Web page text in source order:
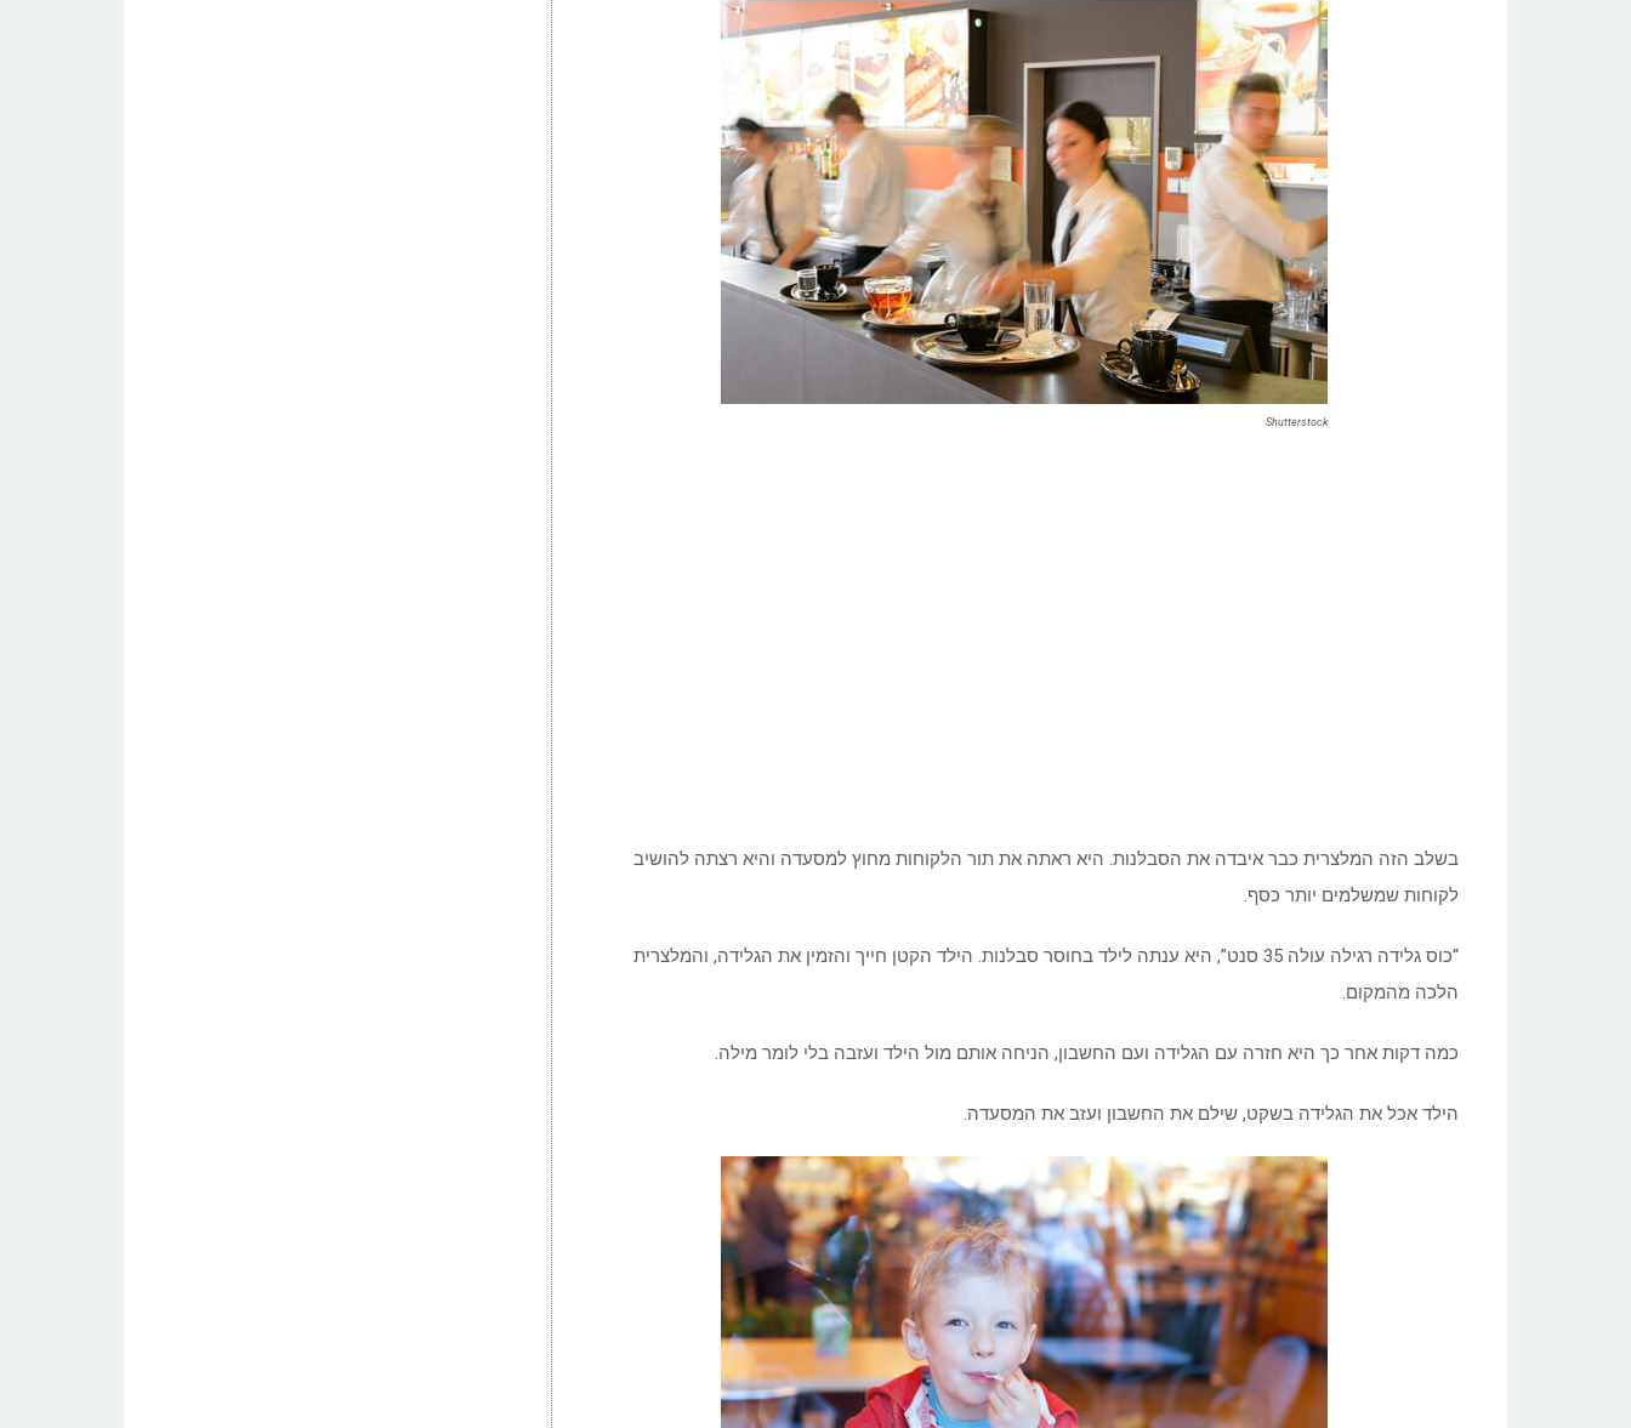
Shutterstock
בשלב הזה המלצרית כבר איבדה את הסבלנות. היא ראתה את תור הלקוחות מחוץ למסעדה והיא רצתה להושיב
לקוחות שמשלמים יותר כסף.
“כוס גלידה רגילה עולה 35 סנט”, היא ענתה לילד בחוסר סבלנות. הילד הקטן חייך והזמין את הגלידה, והמלצרית
הלכה מהמקום.
כמה דקות אחר כך היא חזרה עם הגלידה ועם החשבון, הניחה אותם מול הילד ועזבה בלי לומר מילה.
הילד אכל את הגלידה בשקט, שילם את החשבון ועזב את המסעדה.